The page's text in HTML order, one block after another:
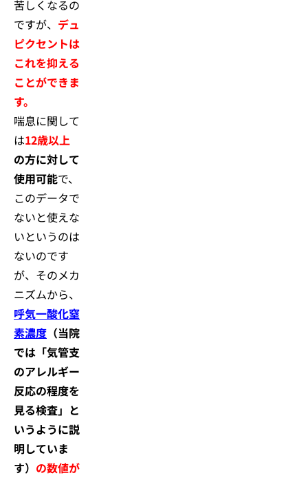
苦しくなるの
ですが、 デュ
ピクセントは
これを抑える
ことができま
す。
喘息に関して
は12歳以上
の方に対して
使用可能で、
このデータで
ないと使えな
いというのは
ないのです
が、そのメカ
ニズムから、
呼気一酸化窒
素濃度 （当院
では「気管支
のアレルギー
反応の程度を
見る検査」と
いうように説
明していま
す） の数値が